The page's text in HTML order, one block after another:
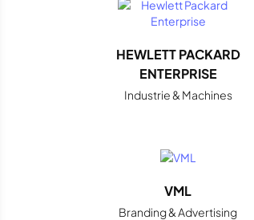
HEWLETT PACKARD
ENTERPRISE
Industrie & Machines
VML
Branding & Advertising